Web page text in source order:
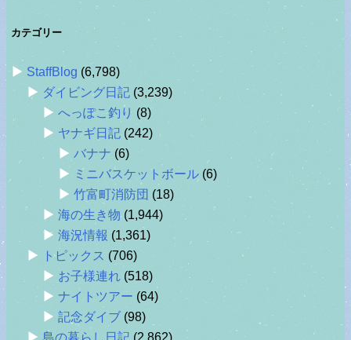
カテゴリー
StaffBlog (6,798)
ダイビング日記 (3,239)
へっぽこ釣り (8)
ヤナギ日記 (242)
バナナ (6)
ミニバスケットボール (6)
竹富町消防団 (18)
海の生き物(1,944)
海況情報 (1,361)
トピックス (706)
お子様連れ (518)
ナイトツアー (64)
記念ダイブ (98)
島の暮らし日記 (2,862)